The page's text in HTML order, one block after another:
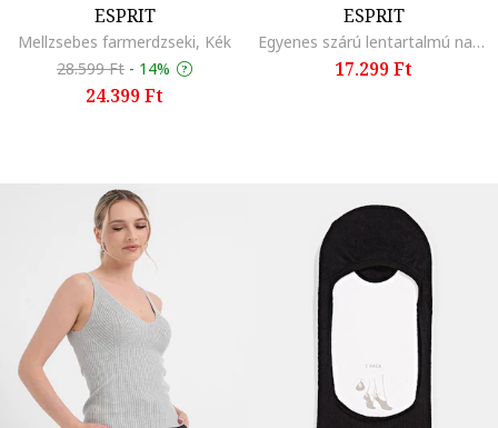
ESPRIT
Mellzsebes farmerdzseki, Kék
28.599 Ft - 14%
24.399 Ft
ESPRIT
Egyenes szárú lentartalmú nadrág, Csontszín
17.299 Ft